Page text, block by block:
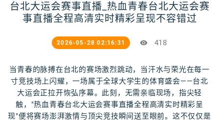
台北大运会赛事直播_热血青春台北大运会赛
事直播全程高清实时精彩呈现不容错过
2026-05-28 02:16:31 418
当青春的脉搏在台北的赛场激烈跳动，当汗水与荣光在每一
寸竞技场上闪耀，一场属于全球大学生的体育盛会——台北
大运会正拉开恢弘序幕。此刻，无需亲临现场，指尖轻
触，"热血青春台北大运会赛事直播全程高清实时精彩呈
现"便将赛场澎湃激情与顶尖竞技瞬间送至眼前。这不仅仅是